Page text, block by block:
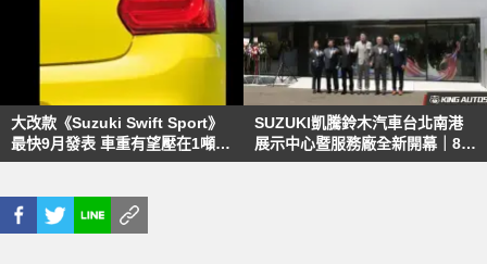
大改款《Suzuki Swift Sport》
最快9月發表 車重有望壓在1噸內
預計不再提供自排車
SUZUKI凱騰鈴木汽車台北南港
展示中心暨服務廠全新開幕｜8月
推購車優惠